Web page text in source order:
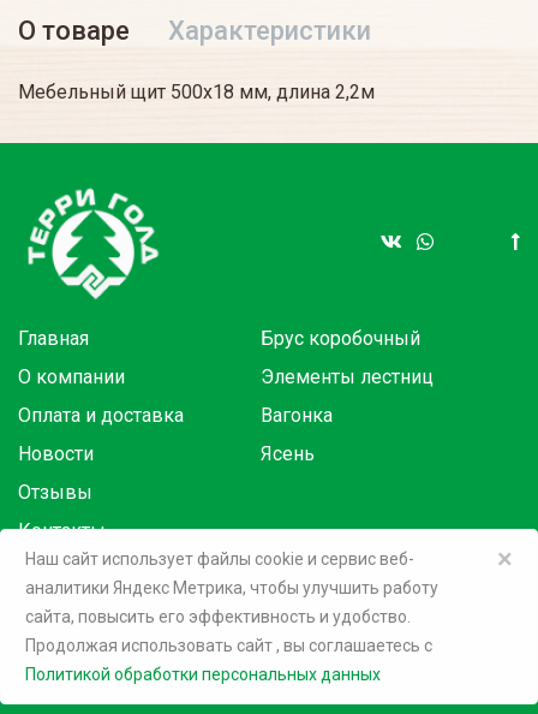
О товаре Характеристики
Мебельный щит 500х18 мм, длина 2,2м
Главная
О компании
Оплата и доставка
Новости
Отзывы
Контакты
Брус коробочный
Элементы лестниц
Вагонка
Ясень
Товары в розницу на маркетплейсах:
©2026 Терри Голд
×
Наш сайт использует файлы cookie и сервис веб-
аналитики Яндекс Метрика, чтобы улучшить работу
сайта, повысить его эффективность и удобство.
Продолжая использовать сайт, вы соглашаетесь c
Политикой обработки персональных данных